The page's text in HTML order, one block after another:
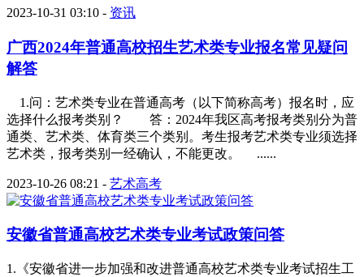
2023-10-31 03:10 - 资讯
广西2024年普通高校招生艺术类专业报名常见疑问
解答
1.问：艺术类专业在普通高考（以下简称高考）报名时，应
选择什么报考类别？ 答：2024年我区高考报考类别分为普
通类、艺术类、体育类三个类别。考生报考艺术类专业须选择
艺术类，报考类别一经确认，不能更改。 ......
2023-10-26 08:21 - 艺术高考
安徽省普通高校艺术类专业考试政策问答
1.《安徽省进一步加强和改进普通高校艺术类专业考试招生工